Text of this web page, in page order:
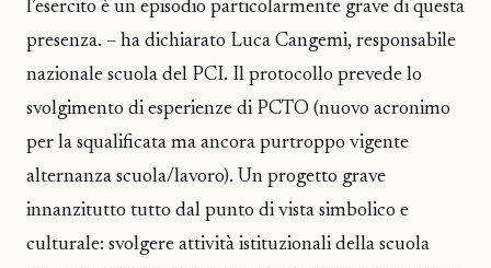
l’esercito è un episodio particolarmente grave di questa
presenza. – ha dichiarato Luca Cangemi, responsabile
nazionale scuola del PCI. Il protocollo prevede lo
svolgimento di esperienze di PCTO (nuovo acronimo
per la squalificata ma ancora purtroppo vigente
alternanza scuola/lavoro). Un progetto grave
innanzitutto tutto dal punto di vista simbolico e
culturale: svolgere attività istituzionali della scuola